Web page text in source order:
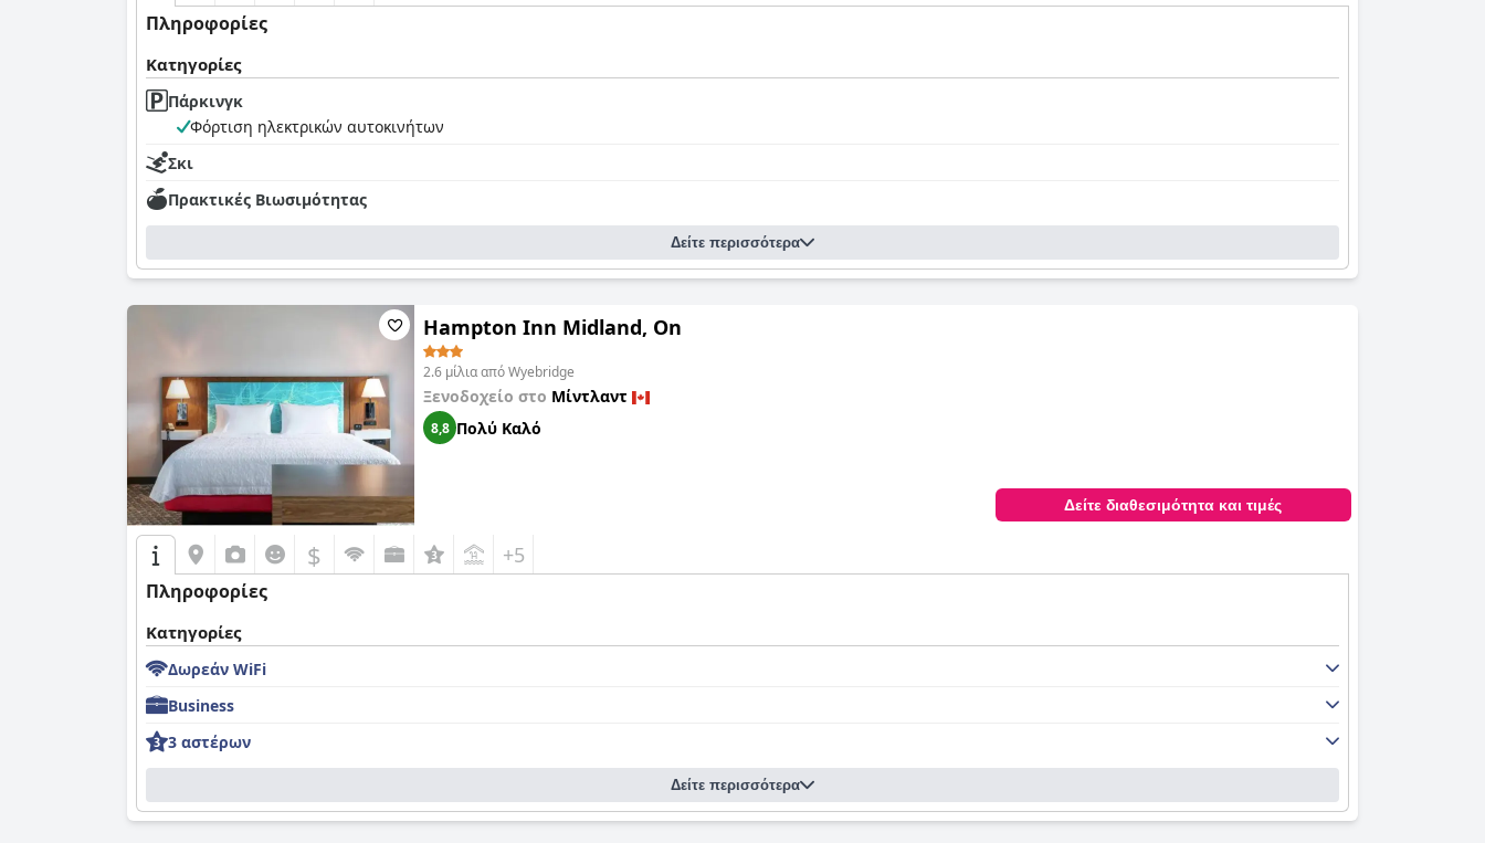
Πληροφορίες
Κατηγορίες
Πάρκινγκ
Φόρτιση ηλεκτρικών αυτοκινήτων
Σκι
Πρακτικές Bιωσιμότητας
Δείτε περισσότερα
Hampton Inn Midland, On
2.6 μίλια από Wyebridge
Ξενοδοχείο στο Μίντλαντ
8,8 Πολύ Καλό
Δείτε διαθεσιμότητα και τιμές
$ +5
Πληροφορίες
Κατηγορίες
Δωρεάν WiFi
Business
3 αστέρων
Δείτε περισσότερα